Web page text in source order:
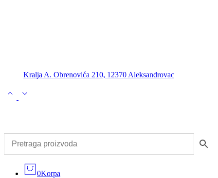
Kralja A. Obrenovića 210, 12370 Aleksandrovac
0Korpa